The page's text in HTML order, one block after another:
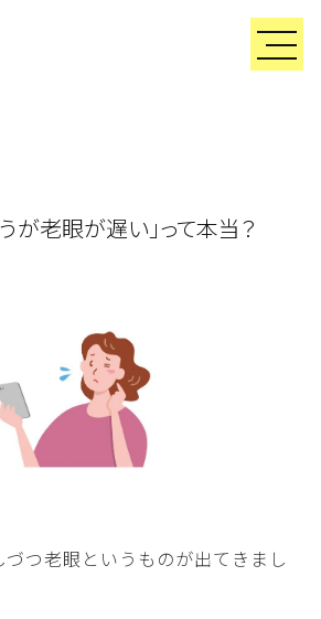
が老眼が遅い」って本当？
づつ老眼というものが出てきまし